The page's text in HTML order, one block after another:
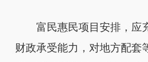
富民惠民项目安排，应
财政承受能力，对地方配套